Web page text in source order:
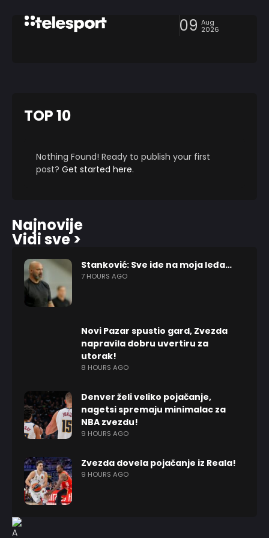
09 Aug
2026
TOP 10
Nothing Found! Ready to publish your first
post? Get started here.
Najnovije
Vidi sve >
Stanković: Sve ide na moja leđa…
7 HOURS AGO
Novi Pazar spustio gard, Zvezda
napravila dobru uvertiru za
utorak!
8 HOURS AGO
Denver želi veliko pojačanje,
nagetsi spremaju minimalac za
NBA zvezdu!
9 HOURS AGO
Zvezda dovela pojačanje iz Reala!
9 HOURS AGO